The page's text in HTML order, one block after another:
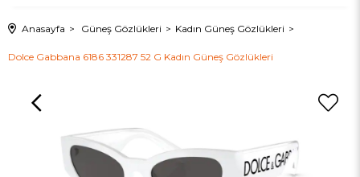
Anasayfa Güneş Gözlükleri Kadın Güneş Gözlükleri
Dolce Gabbana 6186 331287 52 G Kadın Güneş Gözlükleri